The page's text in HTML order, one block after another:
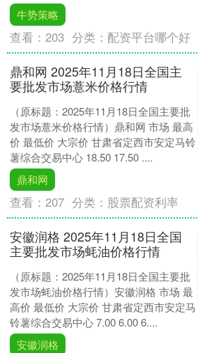
牛势策略
查看：203 分类： 配资平台哪个好
鼎和网 2025年11月18日全国主
要批发市场薏米价格行情
（原标题：2025年11月18日全国主要批
发市场薏米价格行情）鼎和网 市场 最高
价 最低价 大宗价 甘肃省定西市安定马铃
薯综合交易中心 18.50 17.50 ....
鼎和网
查看：207 分类： 股票配资利率
安徽润格 2025年11月18日全国
主要批发市场蚝油价格行情
（原标题：2025年11月18日全国主要批
发市场蚝油价格行情）安徽润格 市场 最
高价 最低价 大宗价 甘肃省定西市安定马
铃薯综合交易中心 7.00 6.00 6....
安徽润格